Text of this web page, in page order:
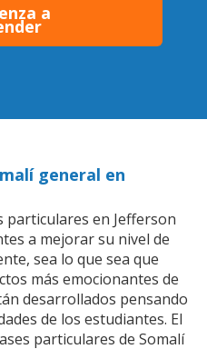
a
general en
en Jefferson
a mejorar su nivel de
sea lo que sea que
más emocionantes de
desarrollados pensando
de los estudiantes. El
particulares de Somalí